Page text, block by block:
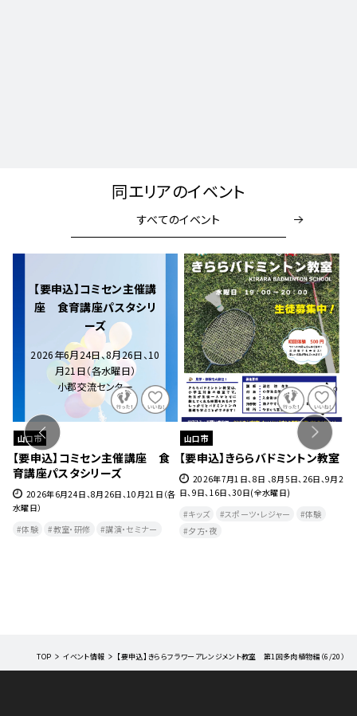
同エリアのイベント
すべてのイベント
【要申込】コミセン主催講
座 食育講座パスタシリ
ーズ
2026年6月24日、8月26日、10
月21日（各水曜日）
小郡交流センター
山口市
【要申込】コミセン主催講座 食
育講座パスタシリーズ
2026年6月24日、8月26日、10月21日（各
水曜日）
体験
教室・研修 講演・セミナー
山口市
【要申込】きららバドミントン教室
2026年7月1日、8日 、8月5日、26日、9月2
日、9日、16日、30日(全水曜日)
キッズ
スポーツ・レジャー
体験
夕方・夜​
TOP イベント情報 【要申込】きららフラワーアレンジメント教室 第1回多肉植物編（6/20）